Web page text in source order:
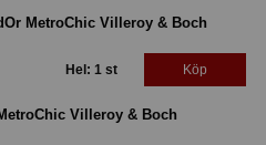
MetroChic Villeroy & Boch
Hel: 1 st Köp
Villeroy & Boch